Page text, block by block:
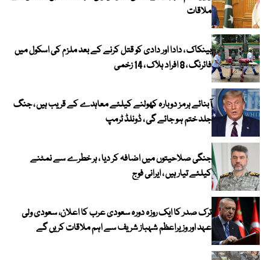
ملاقات
بینکاک ، دادا اور دادی کو قتل کرنے کے بعد ملزم کی اسکول میں
فائرنگ ، 8 افراد ہلاک ، 14 زخمی
آبنائے ہرمز دوبارہ کھولنے کیلئے معاہدے کے قریب ہیں ، جنگ
جلد ختم ہو جائے گی ، ڈونلڈ ٹرمپ
جنگی صلاحیتوں میں اضافہ کر دیا ، ہر خطرے سے نمٹنے
کیلئے تیار ہیں ، ایرانی فوج
ترک صدر کا ایک روزہ دورہ سعودی عرب کا اعلان، سعودی ولی
عہد اور وزیراعظم شہباز شریف سے اہم ملاقات کریں گے